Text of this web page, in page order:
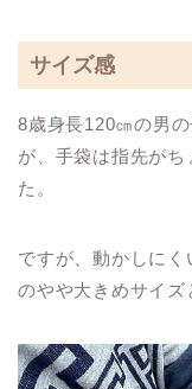
サイズ感
8歳身長120㎝の男
が、手袋は指先が
た。
ですが、動かしに
のやや大きめサイズ